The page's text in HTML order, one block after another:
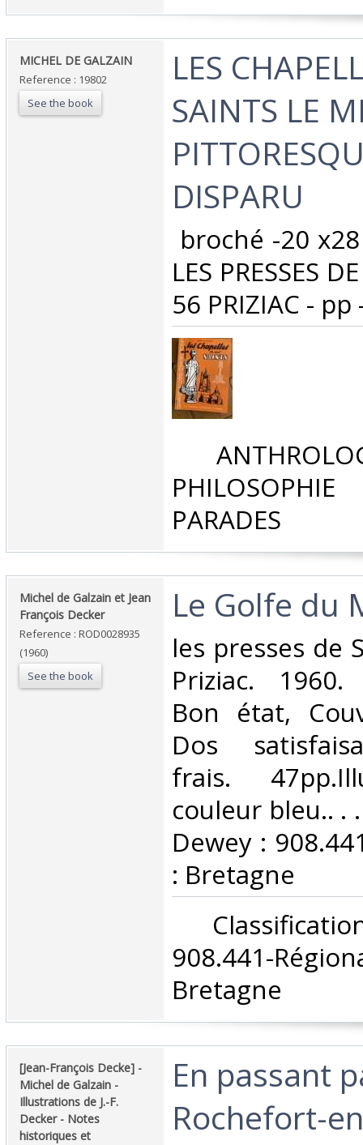
‎MICHEL DE GALZAIN‎
Reference : 19802
See the book
‎LES
SAINTS LE
DISPARU‎
broché -20
LES PRESSES
56 PRIZIAC - pp
PHILOSOPHIE
PARADES‎
‎Michel de Galzain et Jean
François Decker‎
Reference : ROD0028935
(1960)
See the book
‎Le Golfe du
‎les presses de
Priziac.
Bon état,
Dos
frais.
couleur bleu.. .
Dewey :
: Bretagne‎
908.441-
Bretagne‎
‎[Jean-François Decke] - ‎
‎Michel de Galzain -
Illustrations de J.-F.
Decker - Notes
historiques et
‎En passant
Rochefort-